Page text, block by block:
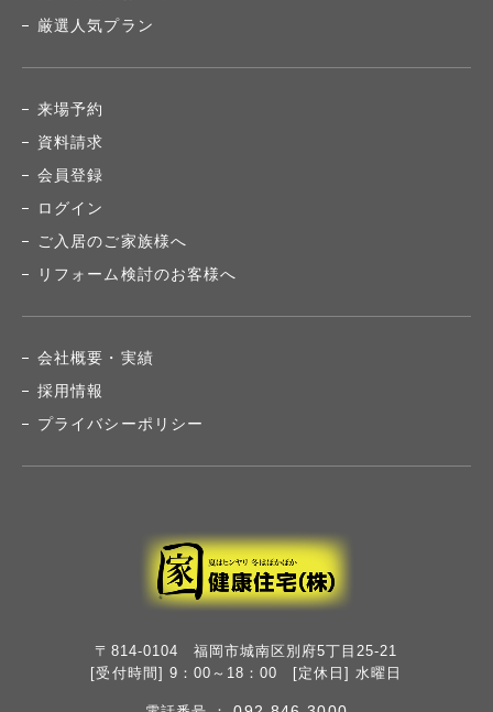
厳選人気プラン
来場予約
資料請求
会員登録
ログイン
ご入居のご家族様へ
リフォーム検討のお客様へ
会社概要・実績
採用情報
プライバシーポリシー
〒814-0104 福岡市城南区別府5丁目25-21
[受付時間] 9：00～18：00 [定休日] 水曜日